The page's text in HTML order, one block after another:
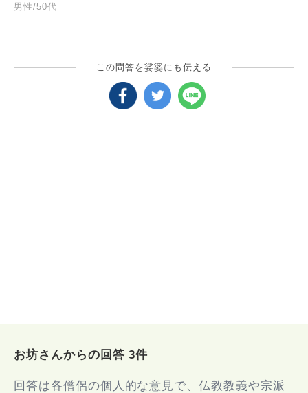
男性/50代
この問答を娑婆にも伝える
お坊さんからの回答 3件
回答は各僧侶の個人的な意見で、仏教教義や宗派